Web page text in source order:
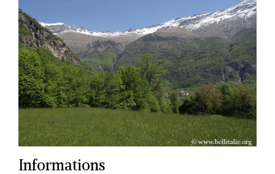
Informations